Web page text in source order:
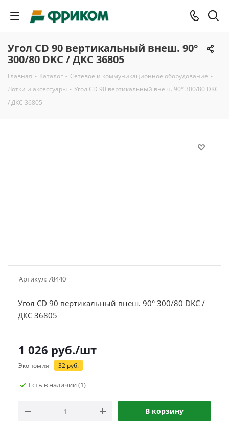
Угол CD 90 вертикальный внеш. 90°
300/80 DKC / ДКС 36805
Главная - Каталог - Сетевое и коммуникационное оборудование -
Лотки и аксессуары - Угол CD 90 вертикальный внеш. 90° 300/80 DKC
/ ДКС 36805
Артикул:78440
Угол CD 90 вертикальный внеш. 90° 300/80 DKC /
ДКС 36805
1 026 руб./шт
Экономия 32 руб.
Есть в наличии (1)
В корзину